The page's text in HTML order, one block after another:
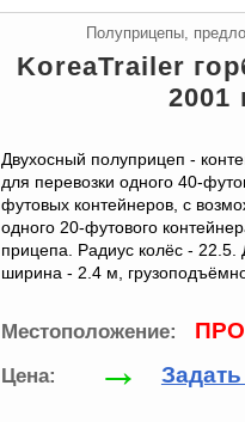
Полуприцепы,
KoreaTrailer
2001
Двухосный полуприцеп -
для перевозки одного 40-
футовых контейнеров, с
одного 20-футового
прицепа. Радиус колёс -
ширина - 2.4 м,
Местоположение:
Цена: →